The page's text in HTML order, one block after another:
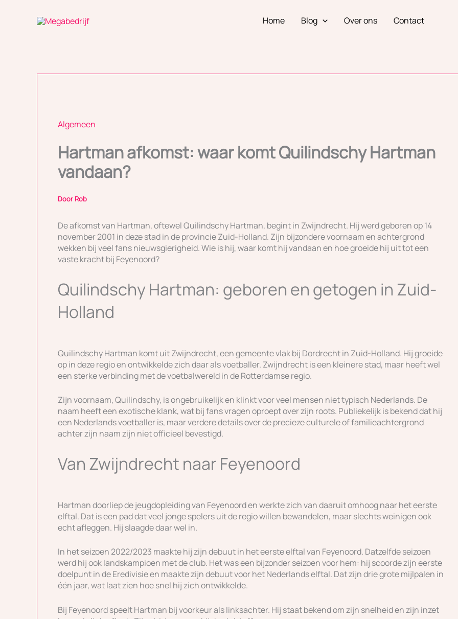
Home Blog Over ons Contact
Algemeen
Hartman afkomst: waar komt Quilindschy Hartman
vandaan?
Door Rob
De afkomst van Hartman, oftewel Quilindschy Hartman, begint in Zwijndrecht. Hij werd geboren op 14
november 2001 in deze stad in de provincie Zuid-Holland. Zijn bijzondere voornaam en achtergrond
wekken bij veel fans nieuwsgierigheid. Wie is hij, waar komt hij vandaan en hoe groeide hij uit tot een
vaste kracht bij Feyenoord?
Quilindschy Hartman: geboren en getogen in Zuid-
Holland
Quilindschy Hartman komt uit Zwijndrecht, een gemeente vlak bij Dordrecht in Zuid-Holland. Hij groeide
op in deze regio en ontwikkelde zich daar als voetballer. Zwijndrecht is een kleinere stad, maar heeft wel
een sterke verbinding met de voetbalwereld in de Rotterdamse regio.
Zijn voornaam, Quilindschy, is ongebruikelijk en klinkt voor veel mensen niet typisch Nederlands. De
naam heeft een exotische klank, wat bij fans vragen oproept over zijn roots. Publiekelijk is bekend dat hij
een Nederlands voetballer is, maar verdere details over de precieze culturele of familieachtergrond
achter zijn naam zijn niet officieel bevestigd.
Van Zwijndrecht naar Feyenoord
Hartman doorliep de jeugdopleiding van Feyenoord en werkte zich van daaruit omhoog naar het eerste
elftal. Dat is een pad dat veel jonge spelers uit de regio willen bewandelen, maar slechts weinigen ook
echt afleggen. Hij slaagde daar wel in.
In het seizoen 2022/2023 maakte hij zijn debuut in het eerste elftal van Feyenoord. Datzelfde seizoen
werd hij ook landskampioen met de club. Het was een bijzonder seizoen voor hem: hij scoorde zijn eerste
doelpunt in de Eredivisie en maakte zijn debuut voor het Nederlands elftal. Dat zijn drie grote mijlpalen in
één jaar, wat laat zien hoe snel hij zich ontwikkelde.
Bij Feyenoord speelt Hartman bij voorkeur als linksachter. Hij staat bekend om zijn snelheid en zijn inzet